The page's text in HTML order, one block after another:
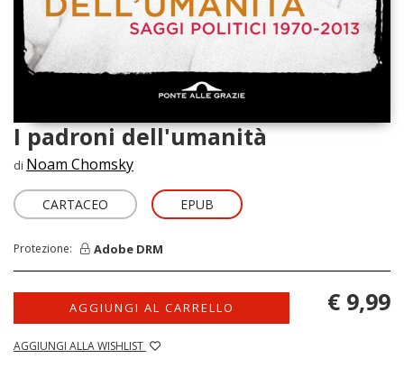
I padroni dell'umanità
di Noam Chomsky
CARTACEO EPUB
Protezione: Adobe DRM
AGGIUNGI AL CARRELLO
AGGIUNGI ALLA WISHLIST
€ 9,99